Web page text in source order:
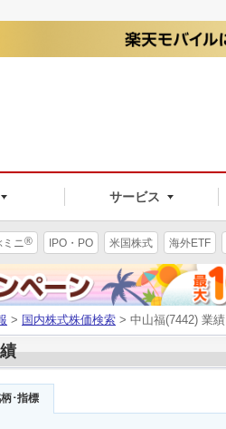
サービス
ニ® IPO・PO 米国株式 海外ETF
> 国内株式株価検索 > 中山福(7442) 業績
･指標